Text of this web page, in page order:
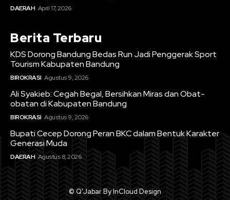
DAERAH April 17, 2026
Berita Terbaru
KDS Dorong Bandung Bedas Run Jadi Penggerak Sport
Tourism Kabupaten Bandung
BIROKRASI Agustus 9, 2026
Ali Syakieb: Cegah Begal, Bersihkan Miras dan Obat-
obatan di Kabupaten Bandung
BIROKRASI Agustus 9, 2026
Bupati Cecep Dorong Peran BKC dalam Bentuk Karakter
Generasi Muda
DAERAH Agustus 8, 2026
© Q'Jabar By InCloud Design